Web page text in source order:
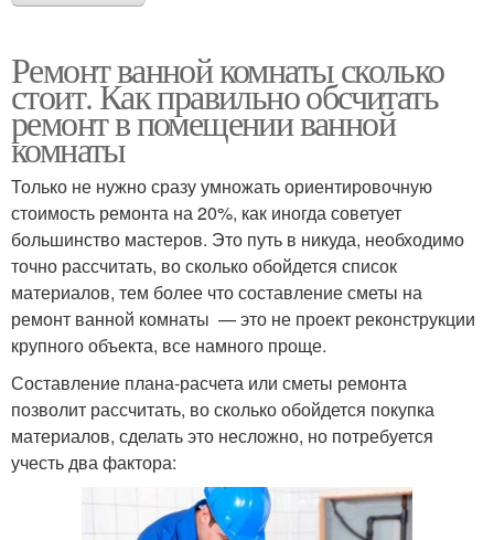
Ремонт ванной комнаты сколько
стоит. Как правильно обсчитать
ремонт в помещении ванной
комнаты
Только не нужно сразу умножать ориентировочную
стоимость ремонта на 20%, как иногда советует
большинство мастеров. Это путь в никуда, необходимо
точно рассчитать, во сколько обойдется список
материалов, тем более что составление сметы на
ремонт ванной комнаты — это не проект реконструкции
крупного объекта, все намного проще.
Составление плана-расчета или сметы ремонта
позволит рассчитать, во сколько обойдется покупка
материалов, сделать это несложно, но потребуется
учесть два фактора: